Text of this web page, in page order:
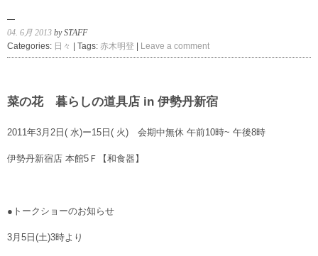
04. 6月 2013 by STAFF
Categories: 日々 | Tags: 赤木明登 Leave a comment
菜の花 暮らしの道具店 in 伊勢丹新宿
2011年3月2日( 水)ー15日( 火) 会期中無休 午前10時~ 午後8時
伊勢丹新宿店 本館5Ｆ【和食器】
●トークショーのお知らせ
3月5日(土)3時より